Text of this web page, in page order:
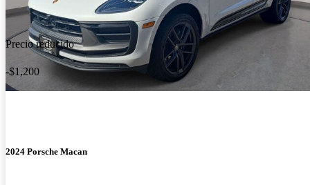
Precio reducido
-$1,200
2024 Porsche Macan